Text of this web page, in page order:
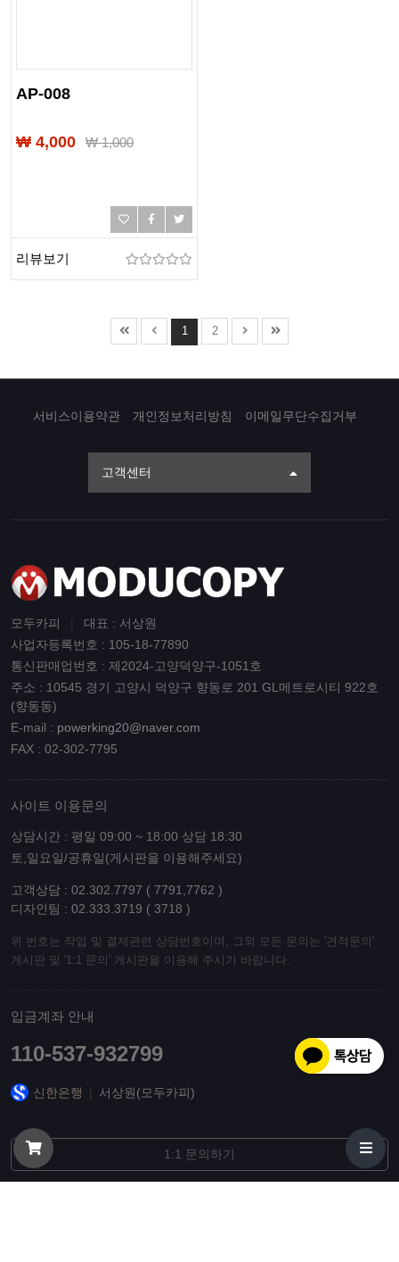
AP-008
₩ 4,000 ₩1,000
리뷰보기
1 2
서비스이용약관 개인정보처리방침 이메일무단수집거부
고객센터
모두카피
대표 : 서상원
사업자등록번호 : 105-18-77890
통신판매업번호 : 제2024-고양덕양구-1051호
주소 : 10545 경기 고양시 덕양구 향동로 201 GL메트로시티 922호
(향동동)
E-mail : powerking20@naver.com
FAX : 02-302-7795
사이트 이용문의
상담시간 : 평일 09:00 ~ 18:00 상담 18:30
토,일요일/공휴일(게시판을 이용해주세요)
고객상담 : 02.302.7797 ( 7791,7762 )
디자인팀 : 02.333.3719 ( 3718 )
위 번호는 작업 및 결제관련 상담번호이며, 그외 모든 문의는 '견적문의'
게시판 및 '1:1 문의' 게시판을 이용해 주시기 바랍니다.
입금계좌 안내
110-537-932799
신한은행 서상원(모두카피)
1:1 문의하기